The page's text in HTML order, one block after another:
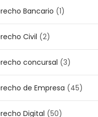
Bancario (1)
Civil (2)
concursal (3)
de Empresa (45)
Digital (50)